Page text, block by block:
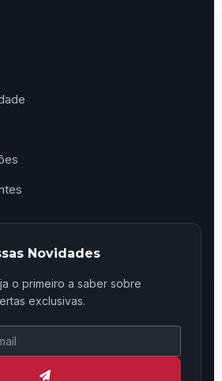
Novidades
o primeiro a saber sobre
exclusivas.